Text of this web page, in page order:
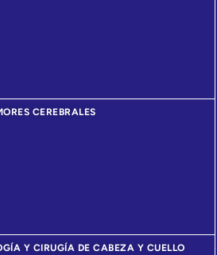
CEREBRALES
Y CIRUGÍA DE CABEZA Y CUELLO